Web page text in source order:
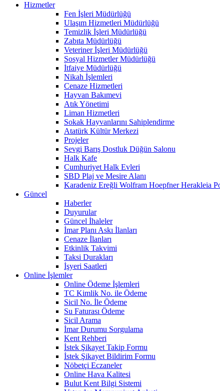
Hizmetler
Fen İşleri Müdürlüğü
Ulaşım Hizmetleri Müdürlüğü
Temizlik İşleri Müdürlüğü
Zabıta Müdürlüğü
Veteriner İşleri Müdürlüğü
Sosyal Hizmetler Müdürlüğü
İtfaiye Müdürlüğü
Nikah İşlemleri
Cenaze Hizmetleri
Hayvan Bakımevi
Atık Yönetimi
Liman Hizmetleri
Sokak Hayvanlarını Sahiplendirme
Atatürk Kültür Merkezi
Projeler
Sevgi Barış Dostluk Düğün Salonu
Halk Kafe
Cumhuriyet Halk Evleri
SBD Plaj ve Mesire Alanı
Karadeniz Ereğli Wolfram Hoepfner Herakleia
Güncel
Haberler
Duyurular
Güncel İhaleler
İmar Planı Askı İlanları
Cenaze İlanları
Etkinlik Takvimi
Taksi Durakları
İşyeri Saatleri
Online İşlemler
Online Ödeme İşlemleri
TC Kimlik No. ile Ödeme
Sicil No. İle Ödeme
Su Faturası Ödeme
Sicil Arama
İmar Durumu Sorgulama
Kent Rehberi
İstek Şikayet Takip Formu
İstek Şikayet Bildirim Formu
Nöbetçi Eczaneler
Online Hava Kalitesi
Bulut Kent Bilgi Sistemi